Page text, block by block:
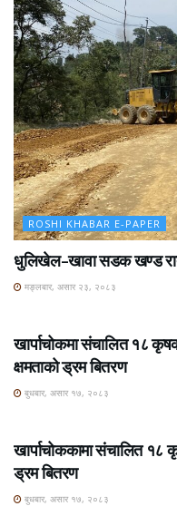
ROSHI KHABAR E-PAPER
धुलिखेल–खावा सडक खण्ड
मङ्लबार, असार २३, २०८३
खार्पाचोकमा संचालित १८
क्षमताको ड्रम बितरण
बुधबार, असार १७, २०८३
खार्पाचोककामा संचालित
ड्रम बितरण
बुधबार, असार १७, २०८३